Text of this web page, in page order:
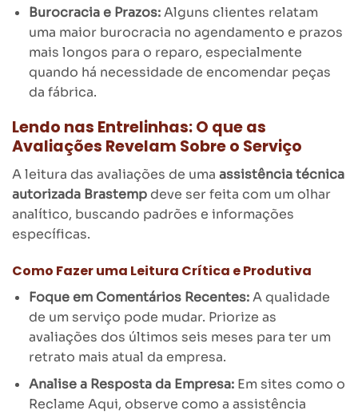
Burocracia e Prazos:Alguns clientes relatam
uma maior burocracia no agendamento e prazos
mais longos para o reparo, especialmente
quando há necessidade de encomendar peças
da fábrica.
Lendo nas Entrelinhas: O que as
Avaliações Revelam Sobre o Serviço
A leitura das avaliações de uma assistência técnica
autorizada Brastempdeve ser feita com um olhar
analítico, buscando padrões e informações
específicas.
Como Fazer uma Leitura Crítica e Produtiva
Foque em Comentários Recentes:A qualidade
de um serviço pode mudar. Priorize as
avaliações dos últimos seis meses para ter um
retrato mais atual da empresa.
Analise a Resposta da Empresa:Em sites como o
Reclame Aqui, observe como a assistência